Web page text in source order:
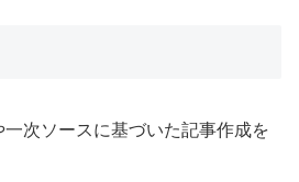
一次ソースに基づいた記事作成を